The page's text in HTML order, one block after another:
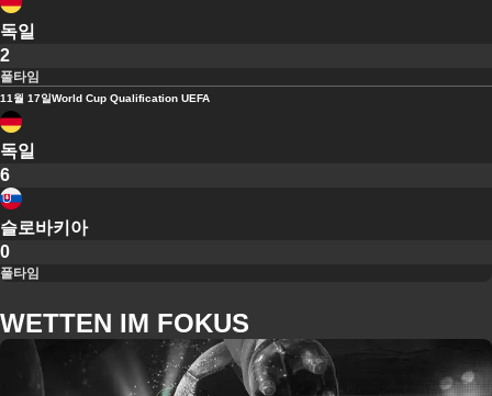
독일
2
풀타임
11월 17일World Cup Qualification UEFA
독일
6
슬로바키아
0
풀타임
WETTEN IM FOKUS